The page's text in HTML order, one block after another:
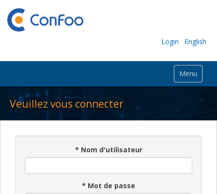
Login English
Menu
Veuillez vous connecter
* Nom d'utilisateur
* Mot de passe